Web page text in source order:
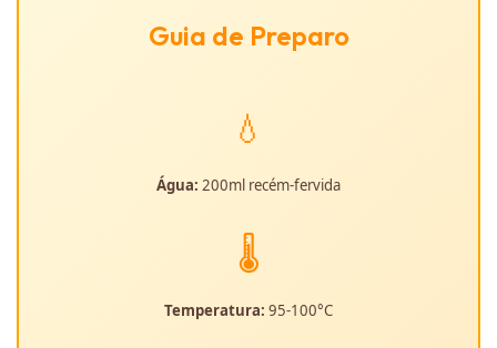
Guia de Preparo
💧
Água: 200ml recém-fervida
🌡️
Temperatura: 95-100°C